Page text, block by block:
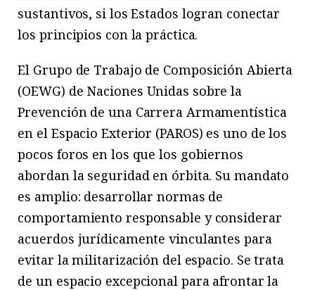
sustantivos, si los Estados logran conectar
los principios con la práctica.
El Grupo de Trabajo de Composición Abierta
(OEWG) de Naciones Unidas sobre la
Prevención de una Carrera Armamentística
en el Espacio Exterior (PAROS) es uno de los
pocos foros en los que los gobiernos
abordan la seguridad en órbita. Su mandato
es amplio: desarrollar normas de
comportamiento responsable y considerar
acuerdos jurídicamente vinculantes para
evitar la militarización del espacio. Se trata
de un espacio excepcional para afrontar la